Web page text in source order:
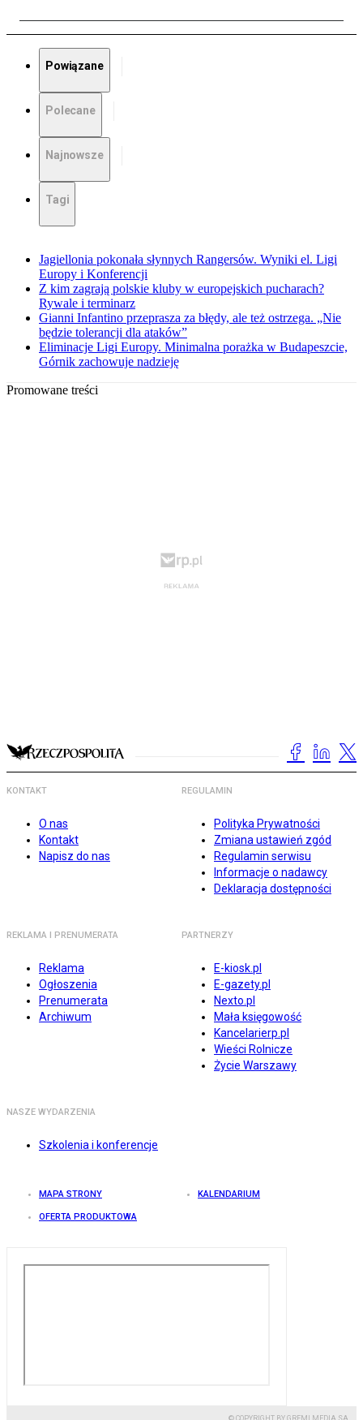
Powiązane
Polecane
Najnowsze
Tagi
Jagiellonia pokonała słynnych Rangersów. Wyniki el. Ligi
Europy i Konferencji
Z kim zagrają polskie kluby w europejskich pucharach?
Rywale i terminarz
Gianni Infantino przeprasza za błędy, ale też ostrzega. „Nie
będzie tolerancji dla ataków”
Eliminacje Ligi Europy. Minimalna porażka w Budapeszcie,
Górnik zachowuje nadzieję
Promowane treści
KONTAKT
O nas
Kontakt
Napisz do nas
REGULAMIN
Polityka Prywatności
Zmiana ustawień zgód
Regulamin serwisu
Informacje o nadawcy
Deklaracja dostępności
REKLAMA I PRENUMERATA
Reklama
Ogłoszenia
Prenumerata
Archiwum
PARTNERZY
E-kiosk.pl
E-gazety.pl
Nexto.pl
Mała księgowość
Kancelarierp.pl
Wieści Rolnicze
Życie Warszawy
NASZE WYDARZENIA
Szkolenia i konferencje
MAPA STRONY KALENDARIUM
OFERTA PRODUKTOWA